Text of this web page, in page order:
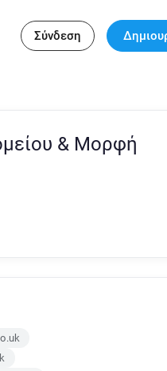
Σύνδεση
& Μορφή